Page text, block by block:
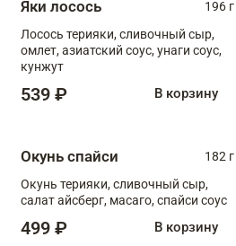
Яки лосось
196 г
Лосось терияки, сливочный сыр,
омлет, азиатский соус, унаги соус,
кунжут
539 ₽ В корзину
Окунь спайси
182 г
Окунь терияки, сливочный сыр,
салат айсберг, масаго, спайси соус
499 ₽ В корзину